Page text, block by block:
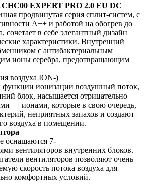
EXPERT PRO 2.0 EU DC
продвинутая серия сплит-систем, с
А++ и работой на обогрев до
сочетает в себе элегантный дизайн
характеристики. Внутренний
с антибактериальным
ионы серебра, предотвращающим
воздуха ION-)
функции ионизации воздушный поток,
блок, насыщается отрицательно
— ионами, которые в свою очередь,
неприятных запахов и создают
воздуха в помещении.
оснащаются 7-
вентиляторов внутренних блоков.
вентиляторов позволяют очень
скорость потока воздуха для
комфортных условий.